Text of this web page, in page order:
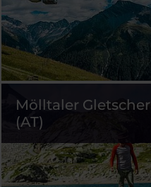
Mölltaler Gletscher
(AT)